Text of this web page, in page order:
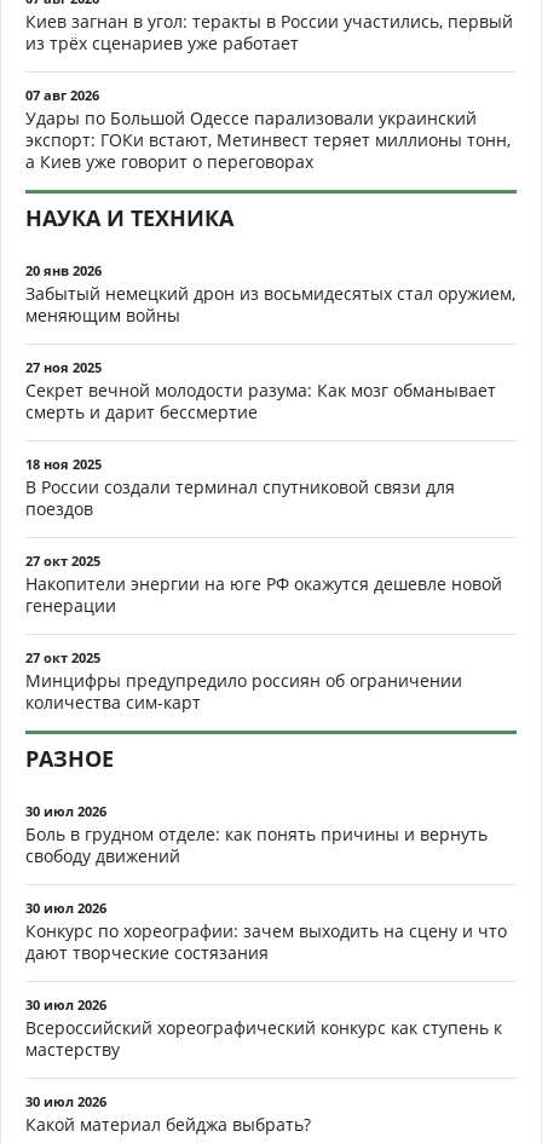
Киев загнан в угол: теракты в России участились, первый
из трёх сценариев уже работает
07 авг 2026
Удары по Большой Одессе парализовали украинский
экспорт: ГОКи встают, Метинвест теряет миллионы тонн,
а Киев уже говорит о переговорах
НАУКА И ТЕХНИКА
20 янв 2026
Забытый немецкий дрон из восьмидесятых стал оружием,
меняющим войны
27 ноя 2025
Секрет вечной молодости разума: Как мозг обманывает
смерть и дарит бессмертие
18 ноя 2025
В России создали терминал спутниковой связи для
поездов
27 окт 2025
Накопители энергии на юге РФ окажутся дешевле новой
генерации
27 окт 2025
Минцифры предупредило россиян об ограничении
количества сим-карт
РАЗНОЕ
30 июл 2026
Боль в грудном отделе: как понять причины и вернуть
свободу движений
30 июл 2026
Конкурс по хореографии: зачем выходить на сцену и что
дают творческие состязания
30 июл 2026
Всероссийский хореографический конкурс как ступень к
мастерству
30 июл 2026
Какой материал бейджа выбрать?